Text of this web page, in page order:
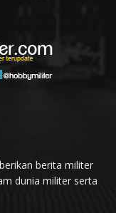
berita militer
dunia militer serta